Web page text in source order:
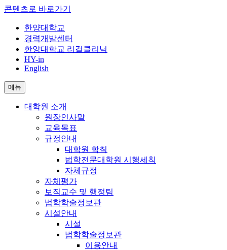
콘텐츠로 바로가기
한양대학교
경력개발센터
한양대학교 리걸클리닉
HY-in
English
메뉴
대학원 소개
원장인사말
교육목표
규정안내
대학원 학칙
법학전문대학원 시행세칙
자체규정
자체평가
보직교수 및 행정팀
법학학술정보관
시설안내
시설
법학학술정보관
이용안내